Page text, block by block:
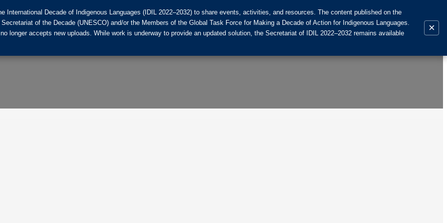
Decade of Indigenous Languages (IDIL 2022–2032) to share events, activities, and resources. The content published on the
of the Decade (UNESCO) and/or the Members of the Global Task Force for Making a Decade of Action for Indigenous Languages.
longer accepts new uploads. While work is underway to provide an updated solution, the Secretariat of IDIL 2022–2032 remains available
×